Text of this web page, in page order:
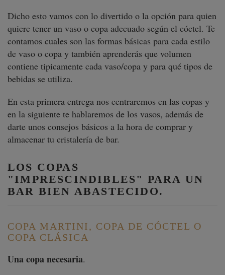
Dicho esto vamos con lo divertido o la opción para quien
quiere tener un vaso o copa adecuado según el cóctel. Te
contamos cuales son las formas básicas para cada estilo
de vaso o copa y también aprenderás que volumen
contiene tipicamente cada vaso/copa y para qué tipos de
bebidas se utiliza.
En esta primera entrega nos centraremos en las copas y
en la siguiente te hablaremos de los vasos, además de
darte unos consejos básicos a la hora de comprar y
almacenar tu cristalería de bar.
LOS COPAS
"IMPRESCINDIBLES" PARA UN
BAR BIEN ABASTECIDO.
COPA MARTINI, COPA DE CÓCTEL O
COPA CLÁSICA
Una copa necesaria.